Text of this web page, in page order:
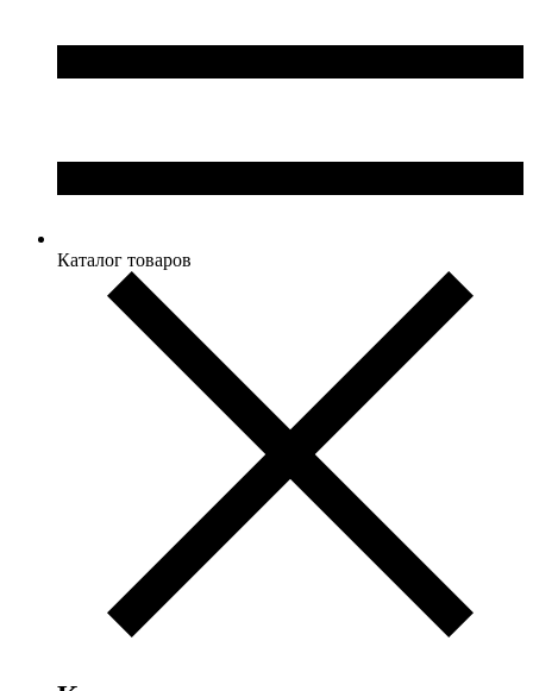
Каталог товаров